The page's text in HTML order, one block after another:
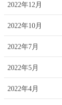
2022年12月
2022年10月
2022年7月
2022年5月
2022年4月